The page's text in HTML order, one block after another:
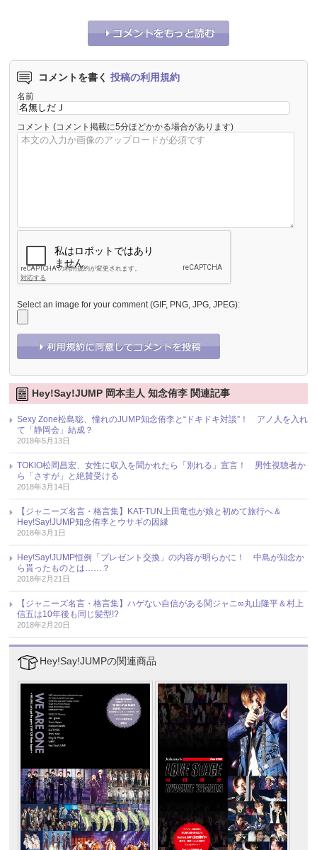
コメントを書く 投稿の利用規約
名前
コメント (コメント掲載に5分ほどかかる場合があります)
Select an image for your comment (GIF, PNG, JPG, JPEG):
Hey!Say!JUMP 岡本圭人 知念侑李 関連記事
Sexy Zone松島聡、憧れのJUMP知念侑李と“ドキドキ対談”！ アノ人を入れ
て「静岡会」結成？
2018年5月13日
TOKIO松岡昌宏、女性に収入を聞かれたら「別れる」宣言！ 男性視聴者か
ら「さすが」と絶賛受ける
2018年3月14日
【ジャニーズ名言・格言集】KAT-TUN上田竜也が娘と初めて旅行へ＆
Hey!Say!JUMP知念侑李とウサギの因縁
2018年3月1日
Hey!Say!JUMP恒例「プレゼント交換」の内容が明らかに！ 中島が知念か
ら貰ったものとは……？
2018年2月21日
【ジャニーズ名言・格言集】ハゲない自信がある関ジャニ∞丸山隆平＆村上
信五は10年後も同じ髪型!?
2018年2月20日
Hey!Say!JUMPの関連商品